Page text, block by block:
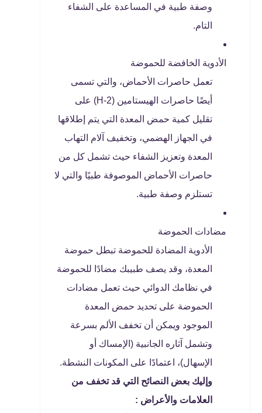
وصفة طبية في المساعدة على الشفاء
التام.
الأدوية الخافضة للحموضة
تعمل حاصرات الأحماض، والتي تسمى
أيضًا حاصرات الهيستامين (H-2) على
تقليل كمية حمض المعدة التي يتم إطلاقها
في الجهاز الهضمي، وتخفيف آلام التهاب
المعدة وتعزيز الشفاء حيث تشمل كل من
حاصرات الأحماض الموصوفة طبيًا والتي لا
تستلزم وصفة طبية.
مضادات الحموضة
الأدوية المضادة للحموضة تبطل حموضة
المعدة، وقد يصف طبيبك مضادًا للحموضة
في نظامك الدوائي حيث تعمل مضادات
الحموضة على تحديد حمض المعدة
الموجود ويمكن أن تخفف الألم بسرعة
وتشمل آثاره الجانبية (الإمساك أو
الإسهال)، اعتمادًا على المكونات النشطة.
وإليك بعض النصائح التي قد تخفف من
العلامات والأعراض :